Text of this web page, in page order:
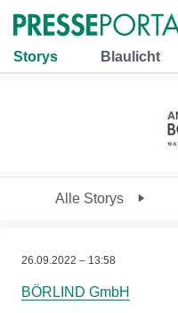
Storys Blaulicht
Alle Storys
26.09.2022 – 13:58
BÖRLIND GmbH